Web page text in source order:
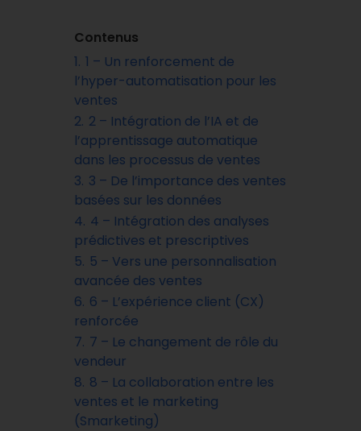
Contenus
1. 1 – Un renforcement de
l’hyper-automatisation pour les
ventes
2. 2 – Intégration de l’IA et de
l’apprentissage automatique
dans les processus de ventes
3. 3 – De l’importance des ventes
basées sur les données
4. 4 – Intégration des analyses
prédictives et prescriptives
5. 5 – Vers une personnalisation
avancée des ventes
6. 6 – L’expérience client (CX)
renforcée
7. 7 – Le changement de rôle du
vendeur
8. 8 – La collaboration entre les
ventes et le marketing
(Smarketing)